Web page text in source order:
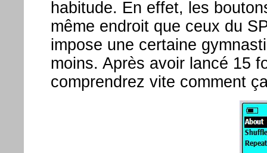
habitude. En effet, les
même endroit que ceux du
impose une certaine
moins. Après avoir lancé 15
comprendrez vite comment